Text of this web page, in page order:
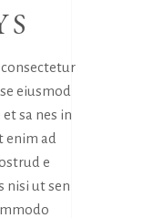
eiusmod
sa nes in
enim ad
e
nisi ut sen